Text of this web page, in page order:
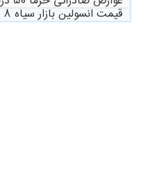
قیمت انسولین بازار سیاه ۸ برابر داروخانه!